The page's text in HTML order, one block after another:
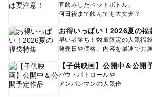
直飲みしたペットボトル、
何日後まで飲んでも大丈夫？
お得いっぱい！2026夏の福
早い者勝ち！数量限定の人気福
発売日や価格、内容を最速でお
【子供映画】公開中＆公開
パウ・パトロールや
アンパンマンの人気作